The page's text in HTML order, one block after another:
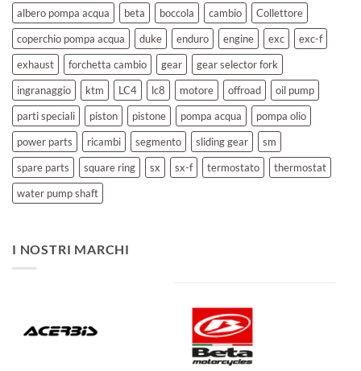
albero pompa acqua
beta boccola cambio
Collettore
coperchio pompa acqua
duke enduro engine exc
exc-f
exhaust
forchetta cambio gear
gear selector fork
ingranaggio
ktm LC4 lc8 motore offroad
oil pump
parti speciali
piston pistone pompa acqua
pompa olio
power parts
ricambi segmento sliding gear
sm
spare parts
square ring sx sx-f termostato
thermostat
water pump shaft
I NOSTRI MARCHI